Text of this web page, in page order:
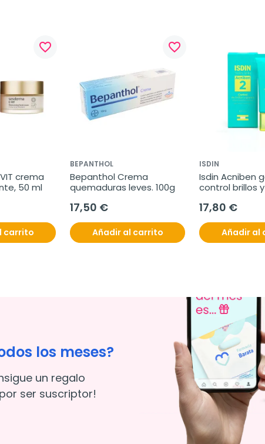
favorite_border
crema
50 ml
carrito
favorite_border
BEPANTHOL
Bepanthol Crema
quemaduras leves. 100g
17,50 €
Añadir al carrito
ISDIN
Isdin Acniben
control brillos
17,80 €
Añadir al
los meses?
un regalo
ser suscriptor!